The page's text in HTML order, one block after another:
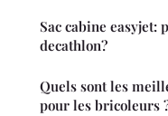
Sac cabine easyjet:
decathlon?
Quels sont les
pour les bricoleurs